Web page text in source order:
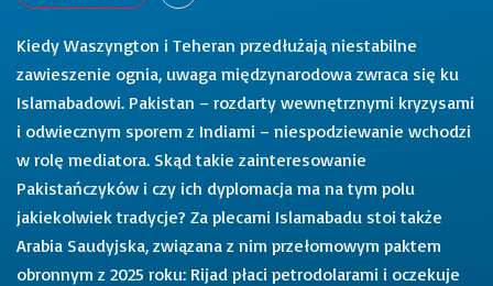
Kiedy Waszyngton i Teheran przedłużają niestabilne
zawieszenie ognia, uwaga międzynarodowa zwraca się ku
Islamabadowi. Pakistan – rozdarty wewnętrznymi kryzysami
i odwiecznym sporem z Indiami – niespodziewanie wchodzi
w rolę mediatora. Skąd takie zainteresowanie
Pakistańczyków i czy ich dyplomacja ma na tym polu
jakiekolwiek tradycje? Za plecami Islamabadu stoi także
Arabia Saudyjska, związana z nim przełomowym paktem
obronnym z 2025 roku: Rijad płaci petrodolarami i oczekuje